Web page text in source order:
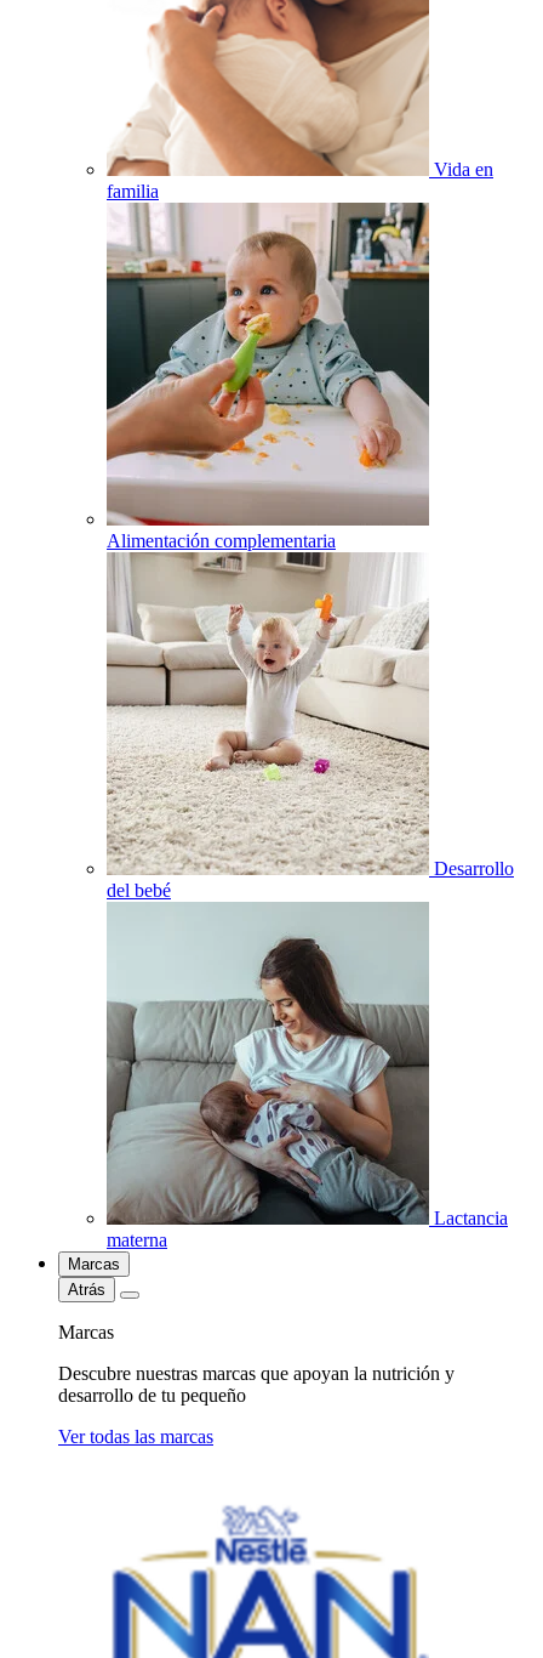
Vida en
familia
Alimentación complementaria
Desarrollo
del bebé
Lactancia
materna
Marcas
Atrás
Marcas
Descubre nuestras marcas que apoyan la nutrición y
desarrollo de tu pequeño
Ver todas las marcas